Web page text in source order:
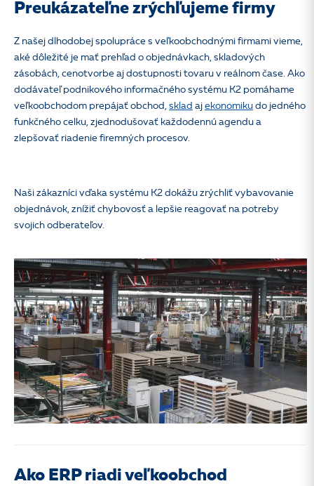
Preukázateľne zrýchľujeme firmy
Z našej dlhodobej spolupráce s veľkoobchodnými firmami vieme,
aké dôležité je mať prehľad o objednávkach, skladových
zásobách, cenotvorbe aj dostupnosti tovaru v reálnom čase. Ako
dodávateľ podnikového informačného systému K2 pomáhame
veľkoobchodom prepájať obchod, sklad aj ekonomiku do jedného
funkčného celku, zjednodušovať každodennú agendu a
zlepšovať riadenie firemných procesov.
Naši zákazníci vďaka systému K2 dokážu zrýchliť vybavovanie
objednávok, znížiť chybovosť a lepšie reagovať na potreby
svojich odberateľov.
Ako ERP riadi veľkoobchod